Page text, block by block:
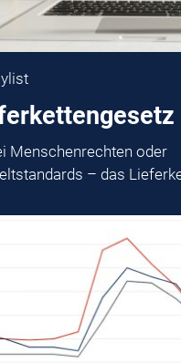
Menschenrechten oder
– das